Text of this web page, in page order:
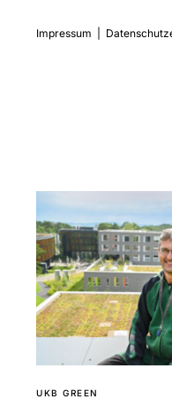
Impressum
UKB GREEN